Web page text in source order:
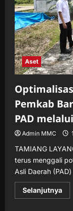
Aset
Pemkab
PAD
Admin MMC
TAMIANG
terus menggali
Asli Daerah
Selanjutnya